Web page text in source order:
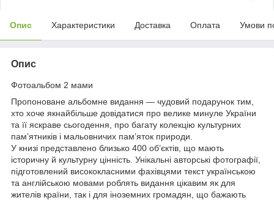
Опис Характеристики Доставка Оплата Умови
Опис
Фотоальбом 2 мами
Пропоноване альбомне видання — чудовий подарунок тим,
хто хоче якнайбільше довідатися про велике минуле України
та її яскраве сьогодення, про багату колекцію культурних
пам’ятників і мальовничих пам’яток природи.
У книзі представлено близько 400 об’єктів, що мають
історичну й культурну цінність. Унікальні авторські фотографії,
підготовлений висококласними фахівцями текст українською
та англійською мовами роблять видання цікавим як для
жителів країни, так і для іноземних громадян, що бажають